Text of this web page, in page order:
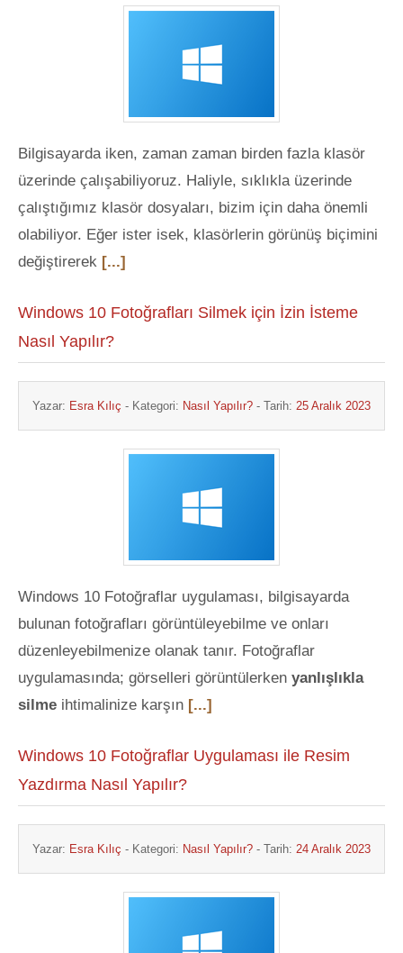
Bilgisayarda iken, zaman zaman birden fazla klasör
üzerinde çalışabiliyoruz. Haliyle, sıklıkla üzerinde
çalıştığımız klasör dosyaları, bizim için daha önemli
olabiliyor. Eğer ister isek, klasörlerin görünüş biçimini
değiştirerek [...]
Windows 10 Fotoğrafları Silmek için İzin İsteme
Nasıl Yapılır?
Yazar: Esra Kılıç - Kategori: Nasıl Yapılır? - Tarih: 25 Aralık 2023
Windows 10 Fotoğraflar uygulaması, bilgisayarda
bulunan fotoğrafları görüntüleyebilme ve onları
düzenleyebilmenize olanak tanır. Fotoğraflar
uygulamasında; görselleri görüntülerken yanlışlıkla
silme ihtimalinize karşın [...]
Windows 10 Fotoğraflar Uygulaması ile Resim
Yazdırma Nasıl Yapılır?
Yazar: Esra Kılıç - Kategori: Nasıl Yapılır? - Tarih: 24 Aralık 2023